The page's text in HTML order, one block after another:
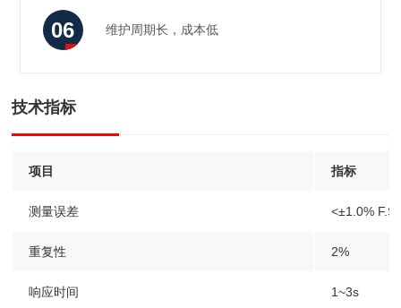
叉
干
扰
06
护
维护周期长，成本低
技术指标
项目 指标
测量误差 <±1.0% F.S.
重复性 2%
响应时间 1~3s